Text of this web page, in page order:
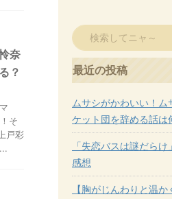
奈
？
そ
戸彩
最近の投稿
ムサシがかわいい！
ケット団を辞める話は
「失恋バスは謎だら
感想
【胸がじんわりと温